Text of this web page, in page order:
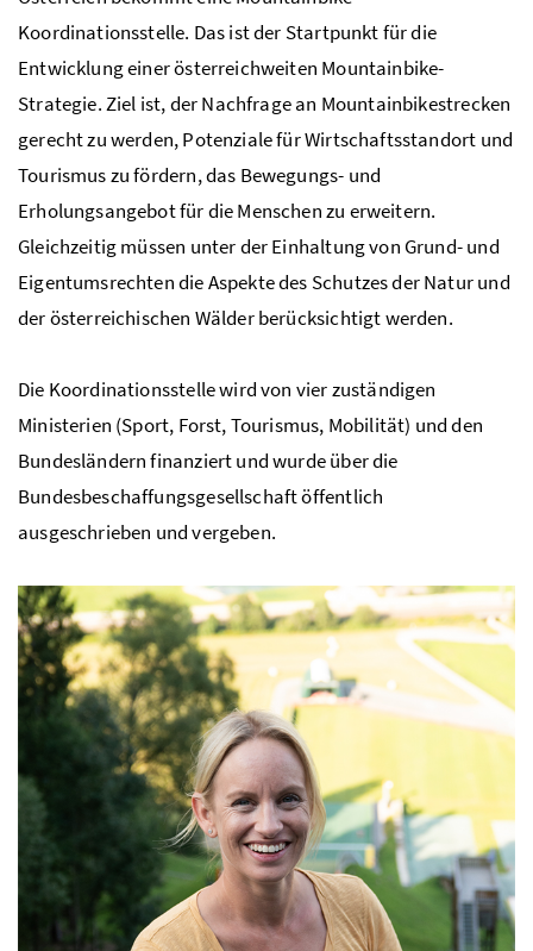
Koordinationsstelle. Das ist der Startpunkt für die
Entwicklung einer österreichweiten Mountainbike-
Strategie. Ziel ist, der Nachfrage an Mountainbikestrecken
gerecht zu werden, Potenziale für Wirtschaftsstandort und
Tourismus zu fördern, das Bewegungs- und
Erholungsangebot für die Menschen zu erweitern.
Gleichzeitig müssen unter der Einhaltung von Grund- und
Eigentumsrechten die Aspekte des Schutzes der Natur und
der österreichischen Wälder berücksichtigt werden.
Die Koordinationsstelle wird von vier zuständigen
Ministerien (Sport, Forst, Tourismus, Mobilität) und den
Bundesländern finanziert und wurde über die
Bundesbeschaffungsgesellschaft öffentlich
ausgeschrieben und vergeben.